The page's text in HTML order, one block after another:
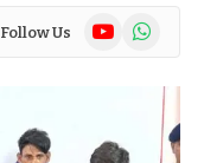
Follow Us YouTubeWhatsApp